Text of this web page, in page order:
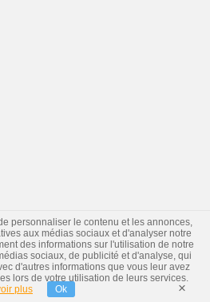
personnaliser le contenu et les annonces,
aux médias sociaux et d'analyser notre
des informations sur l'utilisation de notre
sociaux, de publicité et d'analyse, qui
d'autres informations que vous leur avez
lors de votre utilisation de leurs services.
plus
Ok ×